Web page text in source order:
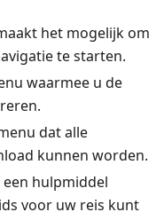
het mogelijk om
te starten.
waarmee u de
dat alle
kunnen worden.
een hulpmiddel
voor uw reis kunt